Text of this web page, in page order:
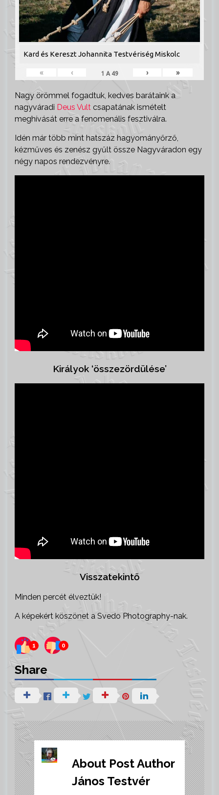
Kard és Kereszt Johannita Testvériség Miskolc
« ‹ 1 A 49 › »
Nagy örömmel fogadtuk, kedves barátaink a
nagyváradi Deus Vult csapatának ismételt
meghívását erre a fenomenális fesztiválra.
Idén már több mint hatszáz hagyományőrző,
kézműves és zenész gyűlt össze Nagyváradon egy
négy napos rendezvényre.
Királyok ‘összezördülése’
Visszatekintő
Minden percét élveztük!
A képekért köszönet a Svedo Photography-nak.
1 0
Share
About Post Author
János Testvér